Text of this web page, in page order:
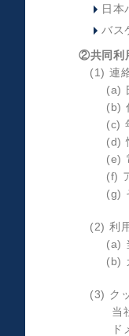
日本
バス
②共同利
(1) 連
(a)
(b)
(c)
(d)
(e)
(f)
(g)
(2) 利
(a)
(b)
(3) ク
当